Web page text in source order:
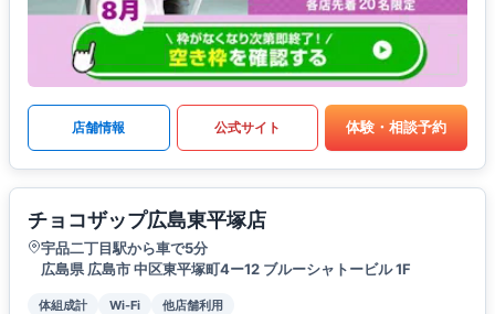
店舗情報 公式サイト 体験・相談予約
チョコザップ広島東平塚店
宇品二丁目駅から車で5分
広島県 広島市 中区東平塚町4ー12 ブルーシャトービル 1F
体組成計 Wi-Fi 他店舗利用